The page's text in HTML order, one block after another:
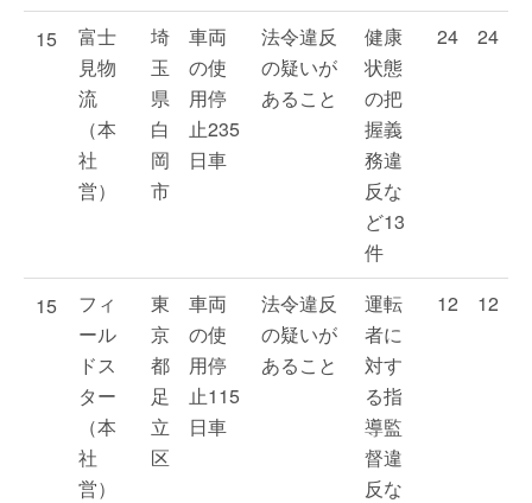
15
富士
見物
流
（本
社
営）
埼
玉
県
白
岡
市
車両
の使
用停
止235
日車
法令違反
の疑いが
あること
健康
状態
の把
握義
務違
反な
ど13
件
24 24
15
フィ
ール
ドス
ター
（本
社
営）
東
京
都
足
立
区
車両
の使
用停
止115
日車
法令違反
の疑いが
あること
運転
者に
対す
る指
導監
督違
反な
12 12